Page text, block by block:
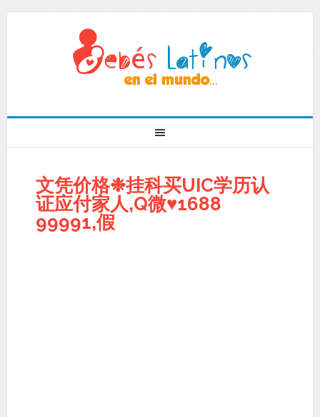
文凭价格❉挂科买UIC学历认
证应付家人,Q微♥1688
99991,假